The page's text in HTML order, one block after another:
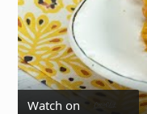
Watch on